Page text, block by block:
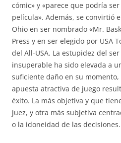
cómic» y «parece que podría
película». Además, se convirtió
Ohio en ser nombrado «Mr.
Press y en ser elegido por USA
del All-USA. La estupidez del
insuperable ha sido elevada a
suficiente daño en su
apuesta atractiva de juego
éxito. La más objetiva y que
juez, y otra más subjetiva
o la idoneidad de las decisiones.